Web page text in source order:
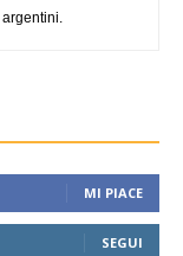
MI PIACE
SEGUI